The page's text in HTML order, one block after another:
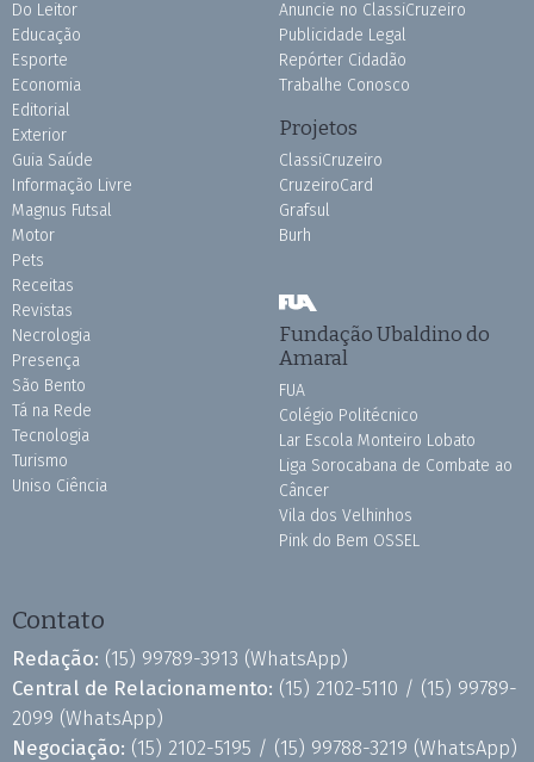
Do Leitor
Educação
Esporte
Economia
Editorial
Exterior
Guia Saúde
Informação Livre
Magnus Futsal
Motor
Pets
Receitas
Revistas
Necrologia
Presença
São Bento
Tá na Rede
Tecnologia
Turismo
Uniso Ciência
Anuncie no ClassiCruzeiro
Publicidade Legal
Repórter Cidadão
Trabalhe Conosco
Projetos
ClassiCruzeiro
CruzeiroCard
Grafsul
Burh
Fundação Ubaldino do
Amaral
FUA
Colégio Politécnico
Lar Escola Monteiro Lobato
Liga Sorocabana de Combate ao
Câncer
Vila dos Velhinhos
Pink do Bem OSSEL
Contato
Redação: (15) 99789-3913 (WhatsApp)
Central de Relacionamento: (15) 2102-5110 / (15) 99789-
2099 (WhatsApp)
Negociação: (15) 2102-5195 / (15) 99788-3219 (WhatsApp)